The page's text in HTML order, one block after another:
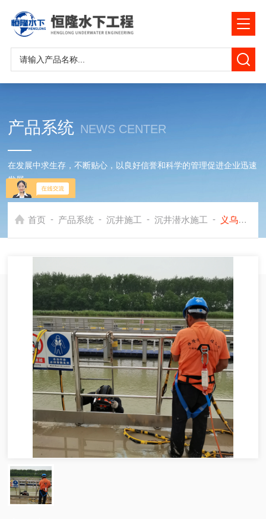
产品系统 NEWS CENTER
在发展中求生存，不断贴心，以良好信誉和科学的管理促进企业迅速
发展
首页 - 产品系统 - 沉井施工 - 沉井潜水施工 - 义乌市沉井清泥施工公司